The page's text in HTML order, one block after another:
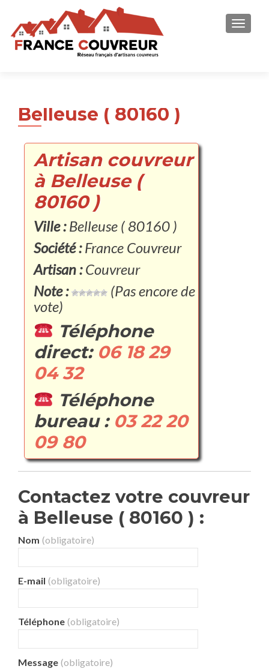
Belleuse ( 80160 )
Artisan couvreur
à Belleuse (
80160 )
Ville :Belleuse ( 80160 )
Société :France Couvreur
Artisan :Couvreur
Note :
(Pas encore de
vote)
Téléphone
direct: 06 18 29
04 32
Téléphone
bureau : 03 22 20
09 80
Contactez votre couvreur
à Belleuse ( 80160 ) :
Nom (obligatoire)
E-mail (obligatoire)
Téléphone (obligatoire)
Message (obligatoire)